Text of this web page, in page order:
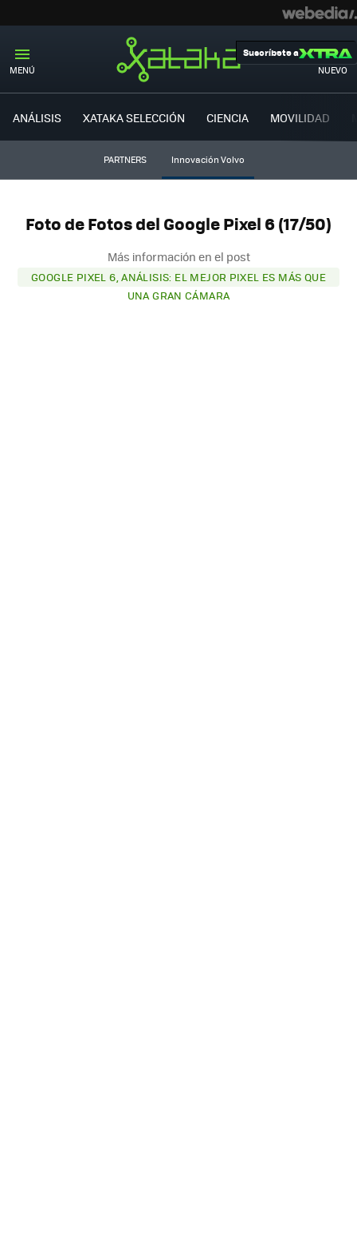
MENÚ NUEVO
Suscríbete a
ANÁLISIS XATAKA SELECCIÓN CIENCIA MOVILIDAD
PARTNERS Innovación Volvo
Foto de Fotos del Google Pixel 6 (17/50)
Más información en el post
GOOGLE PIXEL 6, ANÁLISIS: EL MEJOR PIXEL ES MÁS QUE
UNA GRAN CÁMARA